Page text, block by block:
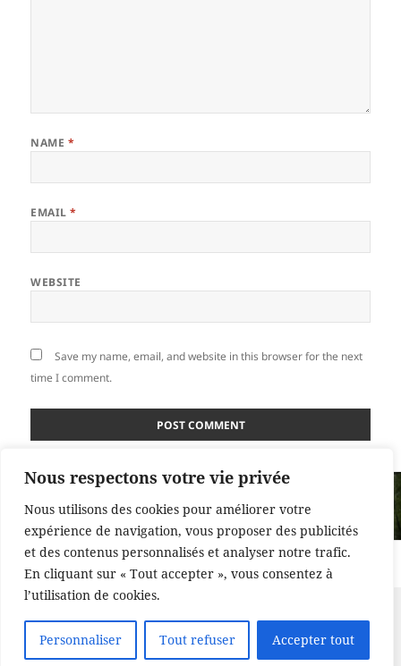
Nous respectons votre vie privée
Nous utilisons des cookies pour améliorer votre
expérience de navigation, vous proposer des publicités
et des contenus personnalisés et analyser notre trafic.
En cliquant sur « Tout accepter », vous consentez à
l’utilisation de cookies.
Personnaliser Tout refuser Accepter tout
NAME *
EMAIL*
WEBSITE
Save my name, email, and website in this browser for the next
time I comment.
Post
navigation
Lacustre, le village, en Suisse
Proudly powered by WordPress